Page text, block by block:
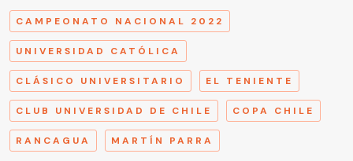
CAMPEONATO NACIONAL 2022
UNIVERSIDAD CATÓLICA
CLÁSICO UNIVERSITARIO EL TENIENTE
CLUB UNIVERSIDAD DE CHILE COPA CHILE
RANCAGUA MARTÍN PARRA